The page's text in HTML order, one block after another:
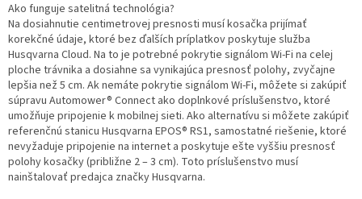
Ako funguje satelitná technológia?
Na dosiahnutie centimetrovej presnosti musí kosačka prijímať
korekčné údaje, ktoré bez ďalších príplatkov poskytuje služba
Husqvarna Cloud. Na to je potrebné pokrytie signálom Wi-Fi na celej
ploche trávnika a dosiahne sa vynikajúca presnosť polohy, zvyčajne
lepšia než 5 cm. Ak nemáte pokrytie signálom Wi-Fi, môžete si zakúpiť
súpravu Automower® Connect ako doplnkové príslušenstvo, ktoré
umožňuje pripojenie k mobilnej sieti. Ako alternatívu si môžete zakúpiť
referenčnú stanicu Husqvarna EPOS® RS1, samostatné riešenie, ktoré
nevyžaduje pripojenie na internet a poskytuje ešte vyššiu presnosť
polohy kosačky (približne 2 – 3 cm). Toto príslušenstvo musí
nainštalovať predajca značky Husqvarna.